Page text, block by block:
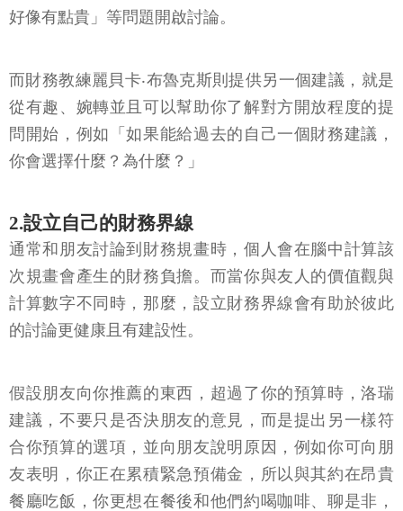
好像有點貴」等問題開啟討論。
而財務教練麗貝卡‧布魯克斯則提供另一個建議，就是
從有趣、婉轉並且可以幫助你了解對方開放程度的提
問開始，例如「如果能給過去的自己一個財務建議，
你會選擇什麼？為什麼？」
2.設立自己的財務界線
通常和朋友討論到財務規畫時，個人會在腦中計算該
次規畫會產生的財務負擔。而當你與友人的價值觀與
計算數字不同時，那麼，設立財務界線會有助於彼此
的討論更健康且有建設性。
假設朋友向你推薦的東西，超過了你的預算時，洛瑞
建議，不要只是否決朋友的意見，而是提出另一樣符
合你預算的選項，並向朋友說明原因，例如你可向朋
友表明，你正在累積緊急預備金，所以與其約在昂貴
餐廳吃飯，你更想在餐後和他們約喝咖啡、聊是非，